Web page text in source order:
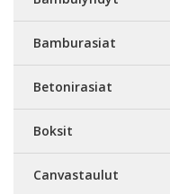
Bamburasiat
Betonirasiat
Boksit
Canvastaulut